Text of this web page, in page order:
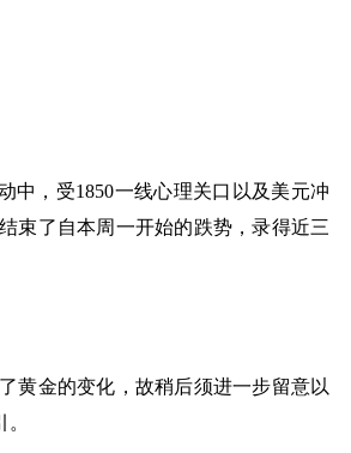
中，受1850一线心理关口以及美元冲
束了自本周一开始的跌势，录得近三
黄金的变化，故稍后须进一步留意以